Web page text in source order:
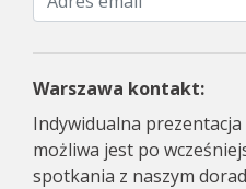
Warszawa kontakt:
Indywidualna
możliwa jest po
spotkania z naszym